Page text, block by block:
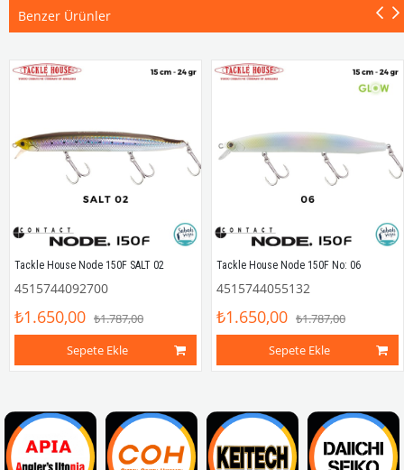
Benzer Ürünler
Tackle House Node 150F SALT 02
4515744092700
₺1.650,00 ₺1.787,00
Sepete Ekle
Tackle House Node 150F No: 06
4515744055132
₺1.650,00 ₺1.787,00
Sepete Ekle